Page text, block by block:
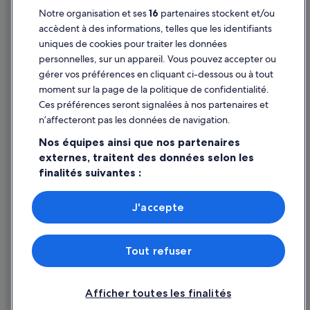
Aide
Assistance
Annuler votre vol
Annuler une réservation d'hôtel ou de location de vacances
Délais de remboursement
Documents de voyage internationaux
Parmi les moyens de paiement acceptés sur expedia.fr figurent :
American Express, Diner’s Club International, Mastercard, Visa, Visa
Electron, CartaSi, Carte Bleue, PayPal et Eurocard.
© 2026 Expedia, Inc., une entreprise d’Expedia Group. Tous droits
réservés. Expedia et le logo Expedia sont des marques déposées ou des
Notre organisation et ses16 partenaires stockent et/ou
accèdent à des informations, telles que les identifiants
uniques de cookies pour traiter les données
personnelles, sur un appareil. Vous pouvez accepter ou
gérer vos préférences en cliquant ci-dessous ou à tout
moment sur la page de la politique de confidentialité.
Ces préférences seront signalées à nos partenaires et
n’affecteront pas les données de navigation.
Nos équipes ainsi que nos partenaires
externes, traitent des données selon les
finalités suivantes :
Utiliser des données de géolocalisation précises. Analyser
activement les caractéristiques de l’appareil pour
l’identification. Stocker et/ou accéder à des informations
mesure de performance des publicités et du contenu,
études d’audience et développement de services.
Liste de nos partenaires (fournisseurs)
Afficher toutes les finalités
Tout refuser
J'accepte